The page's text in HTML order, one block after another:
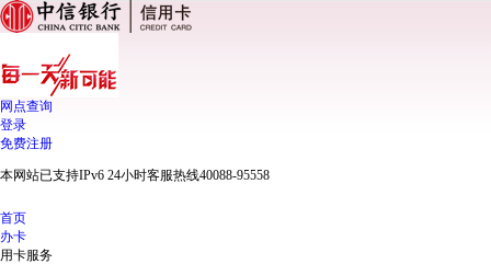
网点查询
登录
免费注册
本网站已支持IPv6 24小时客服热线40088-95558
首页
办卡
用卡服务